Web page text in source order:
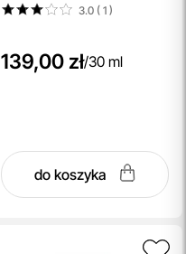
3.0 ( 1)
139,00 zł/30 ml
do koszyka